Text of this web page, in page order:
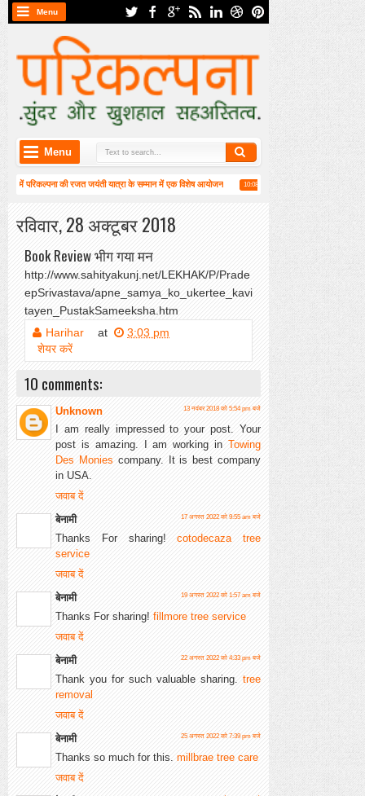
Menu
Menu
में परिकल्पना की रजत जयंती यात्रा के सम्मान में एक विशेष आयोजन 10:08 AM
हाईकु गंगा पटल पर हाइगा की
रविवार, 28 अक्टूबर 2018
Book Review भीग गया मन
http://www.sahityakunj.net/LEKHAK/P/Prade
epSrivastava/apne_samya_ko_ukertee_kavi
tayen_PustakSameeksha.htm
Harihar
at
3:03 pm
शेयर करें
10 comments:
Unknown 13 नवंबर 2018 को 5:54 pm बजे
I am really impressed to your post. Your
post is amazing. I am working in Towing
Des Monies company. It is best company
in USA.
जवाब दें
बेनामी
17 अगस्त 2022 को 9:55 am बजे
Thanks For sharing!cotodecaza tree
service
जवाब दें
बेनामी
19 अगस्त 2022 को 1:57 am बजे
Thanks For sharing! fillmore tree service
जवाब दें
बेनामी
22 अगस्त 2022 को 4:33 pm बजे
Thank you for such valuable sharing. tree
removal
जवाब दें
बेनामी
25 अगस्त 2022 को 7:39 pm बजे
Thanks so much for this. millbrae tree care
जवाब दें